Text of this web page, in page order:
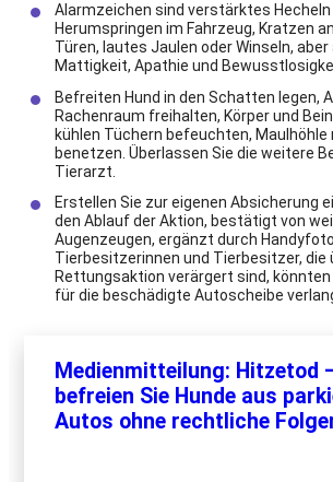
Alarmzeichen sind verstärktes Hecheln
Herumspringen im Fahrzeug, Kratzen
Türen, lautes Jaulen oder Winseln, aber
Mattigkeit, Apathie und
Befreiten Hund in den Schatten legen,
Rachenraum freihalten, Körper und
kühlen Tüchern befeuchten,
benetzen. Überlassen Sie die weitere
Tierarzt.
Erstellen Sie zur eigenen Absicherung
den Ablauf der Aktion, bestätigt von
Augenzeugen, ergänzt durch
Tierbesitzerinnen und Tierbesitzer, die
Rettungsaktion verärgert sind,
für die beschädigte Autoscheibe
Medienmitteilung: Hitzetod
befreien Sie Hunde aus
Autos ohne rechtliche